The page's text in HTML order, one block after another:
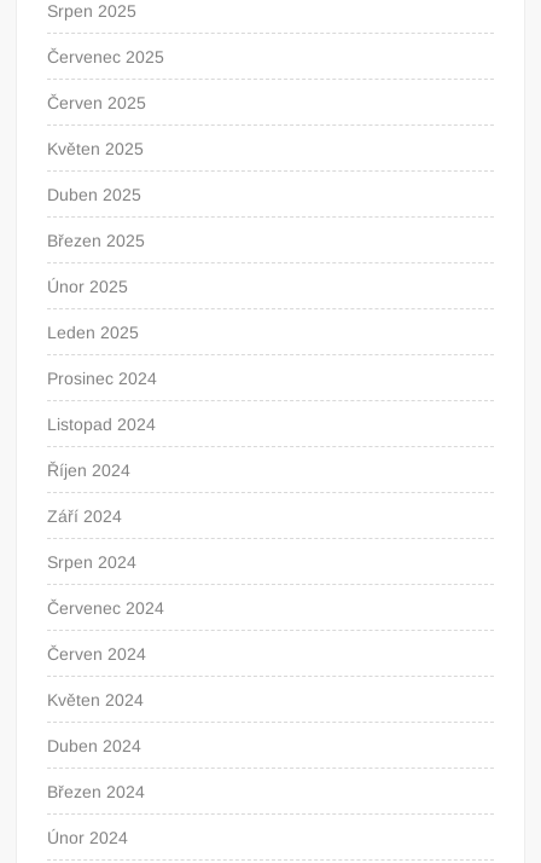
Srpen 2025
Červenec 2025
Červen 2025
Květen 2025
Duben 2025
Březen 2025
Únor 2025
Leden 2025
Prosinec 2024
Listopad 2024
Říjen 2024
Září 2024
Srpen 2024
Červenec 2024
Červen 2024
Květen 2024
Duben 2024
Březen 2024
Únor 2024